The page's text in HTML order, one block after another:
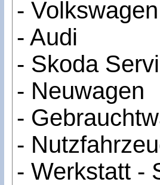
- Volkswagen
- Audi
- Skoda
- Neuwagen
-
-
- Werkstatt -